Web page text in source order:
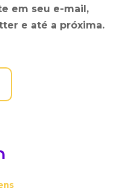
em seu e-mail,
e até a próxima.